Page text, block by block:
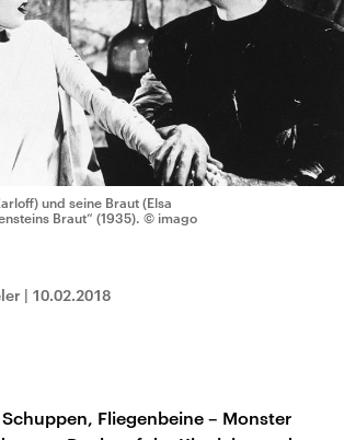
und seine Braut (Elsa
Braut“ (1935). © imago
| 10.02.2018
Fliegenbeine – Monster